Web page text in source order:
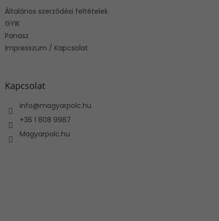
Általános szerződési feltételek
GYIK
Panasz
Impresszum / Kapcsolat
Kapcsolat
info@magyarpolc.hu
+36 1 808 9987
Magyarpolc.hu